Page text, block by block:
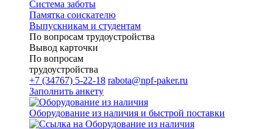
Система заботы
Памятка соискателю
Выпускникам и студентам
По вопросам трудоустройства
Вывод карточки
По вопросам
трудоустройства
+7 (34767) 5-22-18 rabota@npf-paker.ru
Заполнить анкету
Оборудование из наличия и быстрой поставки